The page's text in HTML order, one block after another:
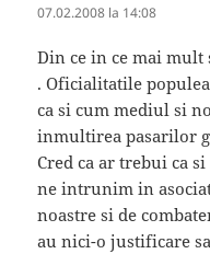
07.02.2008 la 14:08
Din ce in ce mai
. Oficialitatile
ca si cum mediul si
inmultirea pasarilor
Cred ca ar trebui ca
ne intrunim in
noastre si de
au nici-o justificare